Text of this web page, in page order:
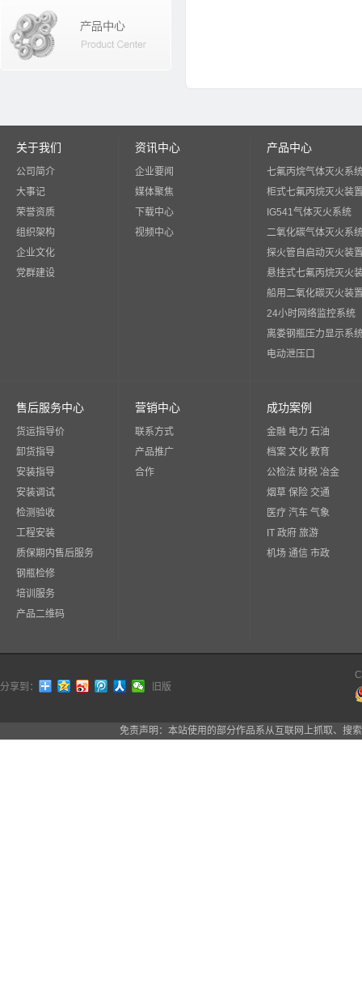
关于我们
公司简介
大事记
荣誉资质
组织架构
企业文化
党群建设
资讯中心
企业要闻
媒体聚焦
下载中心
视频中心
产品中心
七氟丙烷气体灭火系
柜式七氟丙烷灭火装
IG541气体灭火系统
二氧化碳气体灭火系
探火管自启动灭火装
悬挂式七氟丙烷灭火
船用二氧化碳灭火装
24小时网络监控系统
离娄钢瓶压力显示系
电动泄压口
售后服务中心
货运指导价
卸货指导
安装指导
安装调试
检测验收
工程安装
质保期内售后服务
钢瓶检修
培训服务
产品二维码
营销中心
联系方式
产品推广
合作
成功案例
金融 电力 石油
档案 文化 教育
公检法 财税 冶金
烟草 保险 交通
医疗 汽车 气象
IT 政府 旅游
机场 通信 市政
分享到： 旧版
免责声明：本站使用的部分作品系从互联网上抓取、搜